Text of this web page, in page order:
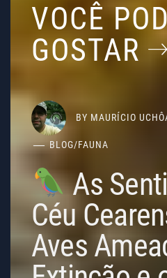
VOCÊ
GOSTAR
BY MAURÍCIO
BLOG/FAUNA
As
Céu
Aves